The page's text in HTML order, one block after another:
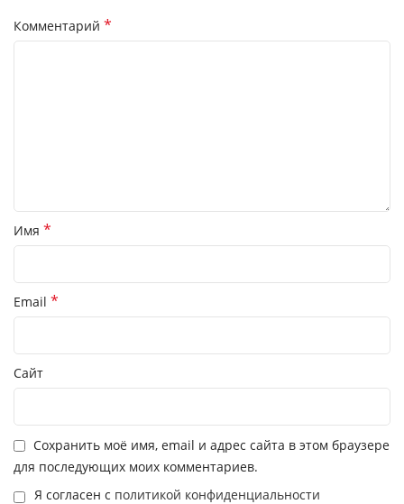
Комментарий *
Имя *
Email *
Сайт
Сохранить моё имя, email и адрес сайта в этом браузере
для последующих моих комментариев.
Я согласен с политикой конфиденциальности